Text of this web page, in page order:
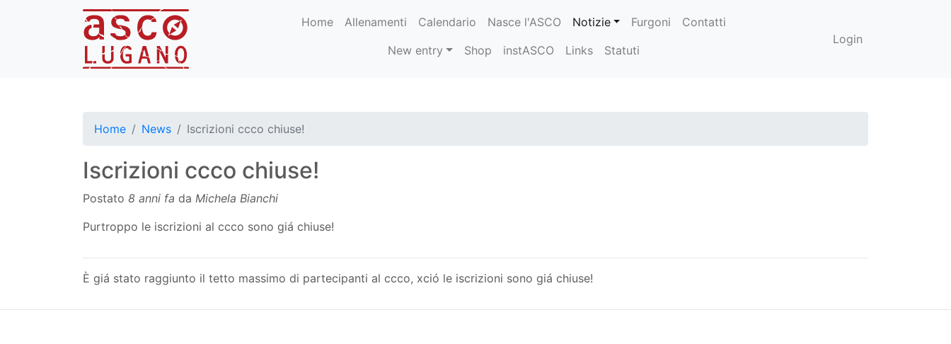
Home Allenamenti Calendario Nasce l'ASCO Notizie Furgoni
Contatti
New entry
Shop instASCO Links Statuti
Login
Home News Iscrizioni ccco chiuse!
Iscrizioni ccco chiuse!
Postato 8 anni fa da Michela Bianchi
Purtroppo le iscrizioni al ccco sono giá chiuse!
È giá stato raggiunto il tetto massimo di partecipanti al ccco, xció le iscrizioni sono giá chiuse!